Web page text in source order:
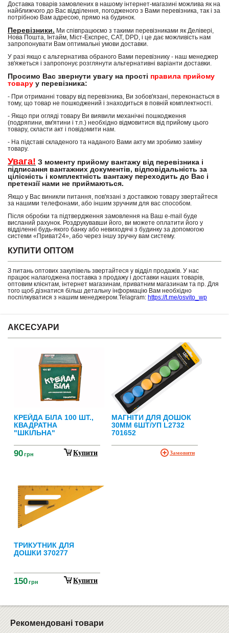
Доставка товарів замовлених в нашому інтернет-магазині можлива як на
найближчого до Вас відділення, погодженого з Вами перевізника, так і за
потрібною Вам адресою, прямо на будинок.
Перевізники. Ми співпрацюємо з такими перевізниками як Делівері,
Нова Пошта, Інтайм, Міст-Експрес, САТ, DPD, і це дає можливість нам
запропонувати Вам оптимальні умови доставки.
У разі якщо є альтернатива обраного Вами перевізнику - наш менеджер
зв'яжеться і запропонує розглянути альтернативні варіанти доставки.
Просимо Вас звернути увагу на прості правила прийому
товару у перевізника:
- При отриманні товару від перевізника, Ви зобов'язані, переконається в
тому, що товар не пошкоджений і знаходиться в повній комплектності.
- Якщо при огляді товару Ви виявили механічні пошкодження
(подряпини, вм'ятини і т.п.) необхідно відмовитися від прийому цього
товару, скласти акт і повідомити нам.
- На підставі складеного та наданого Вами акту ми зробимо заміну
товару.
Увага! З моменту прийому вантажу від перевізника і
підписання вантажних документів, відповідальність за
цілісність і комплектність вантажу переходить до Вас і
претензії нами не приймаються.
Якщо у Вас виникли питання, пов'язані з доставкою товару звертайтеся
за нашими телефонами, або іншим зручним для вас способом.
Після обробки та підтвердження замовлення на Ваш e-mail буде
висланий рахунок. Роздрукувавши його, ви можете оплатити його у
відділенні будь-якого банку або невиходячі з будинку за допомогою
системи «Приват24», або через іншу зручну вам систему.
КУПИТИ ОПТОМ
З питань оптових закупівель звертайтеся у відділ продажів. У нас
працює налагоджена поставка з продажу і доставки наших товарів,
оптовим клієнтам, інтернет магазинам, приватним магазинам та пр. Для
того щоб дізнатися більш детальну інформацію Вам необхідно
поспілкуватися з нашим менеджером.Telagram: https://t.me/osvito_wp
АКСЕСУАРИ
КРЕЙДА БІЛА 100 ШТ.,
КВАДРАТНА
"ШКІЛЬНА"
90грн Купити
МАГНІТИ ДЛЯ ДОШОК
30ММ 6ШТ/УП L2732
701652
Замовити
ТРИКУТНИК ДЛЯ
ДОШКИ 370277
150грн Купити
Рекомендовані товари